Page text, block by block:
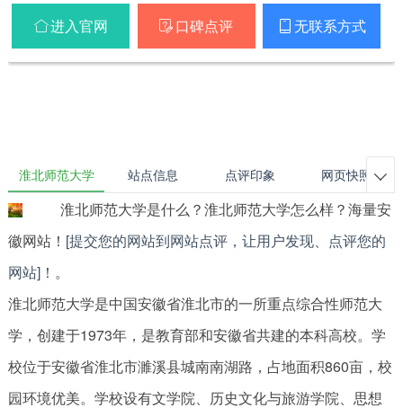
进入官网  口碑点评  无联系方式
淮北师范大学 站点信息 点评印象 网页快照 
淮北师范大学是什么？淮北师范大学怎么样？海量安
徽网站！ [提交您的网站到网站点评，让用户发现、点评您的
网站]！ 。
淮北师范大学是中国安徽省淮北市的一所重点综合性师范大
学，创建于1973年，是教育部和安徽省共建的本科高校。学
校位于安徽省淮北市濉溪县城南南湖路，占地面积860亩，校
园环境优美。学校设有文学院、历史文化与旅游学院、思想